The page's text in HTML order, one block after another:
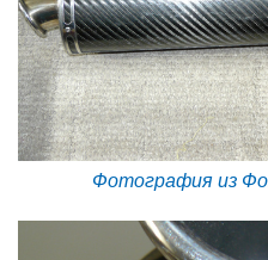
Фотография из